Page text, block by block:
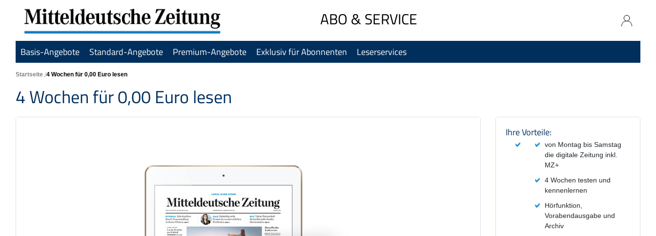
Navigation
direkt
ABO & SERVICE
Basis-Angebote Standard-Angebote Premium-Angebote Exklusiv für Abonnenten Leserservices
Startseite 4 Wochen für 0,00 Euro lesen
4 Wochen für 0,00 Euro lesen
Produktzusammenfassung
Ihre Vorteile:
von Montag bis Samstag
die digitale Zeitung inkl.
MZ+
4 Wochen testen und
kennenlernen
Hörfunktion,
Vorabendausgabe und
Archiv